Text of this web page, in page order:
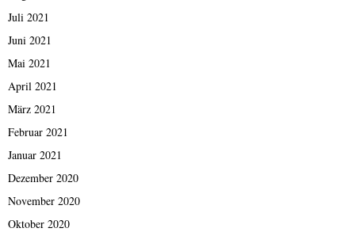
Juli 2021
Juni 2021
Mai 2021
April 2021
März 2021
Februar 2021
Januar 2021
Dezember 2020
November 2020
Oktober 2020